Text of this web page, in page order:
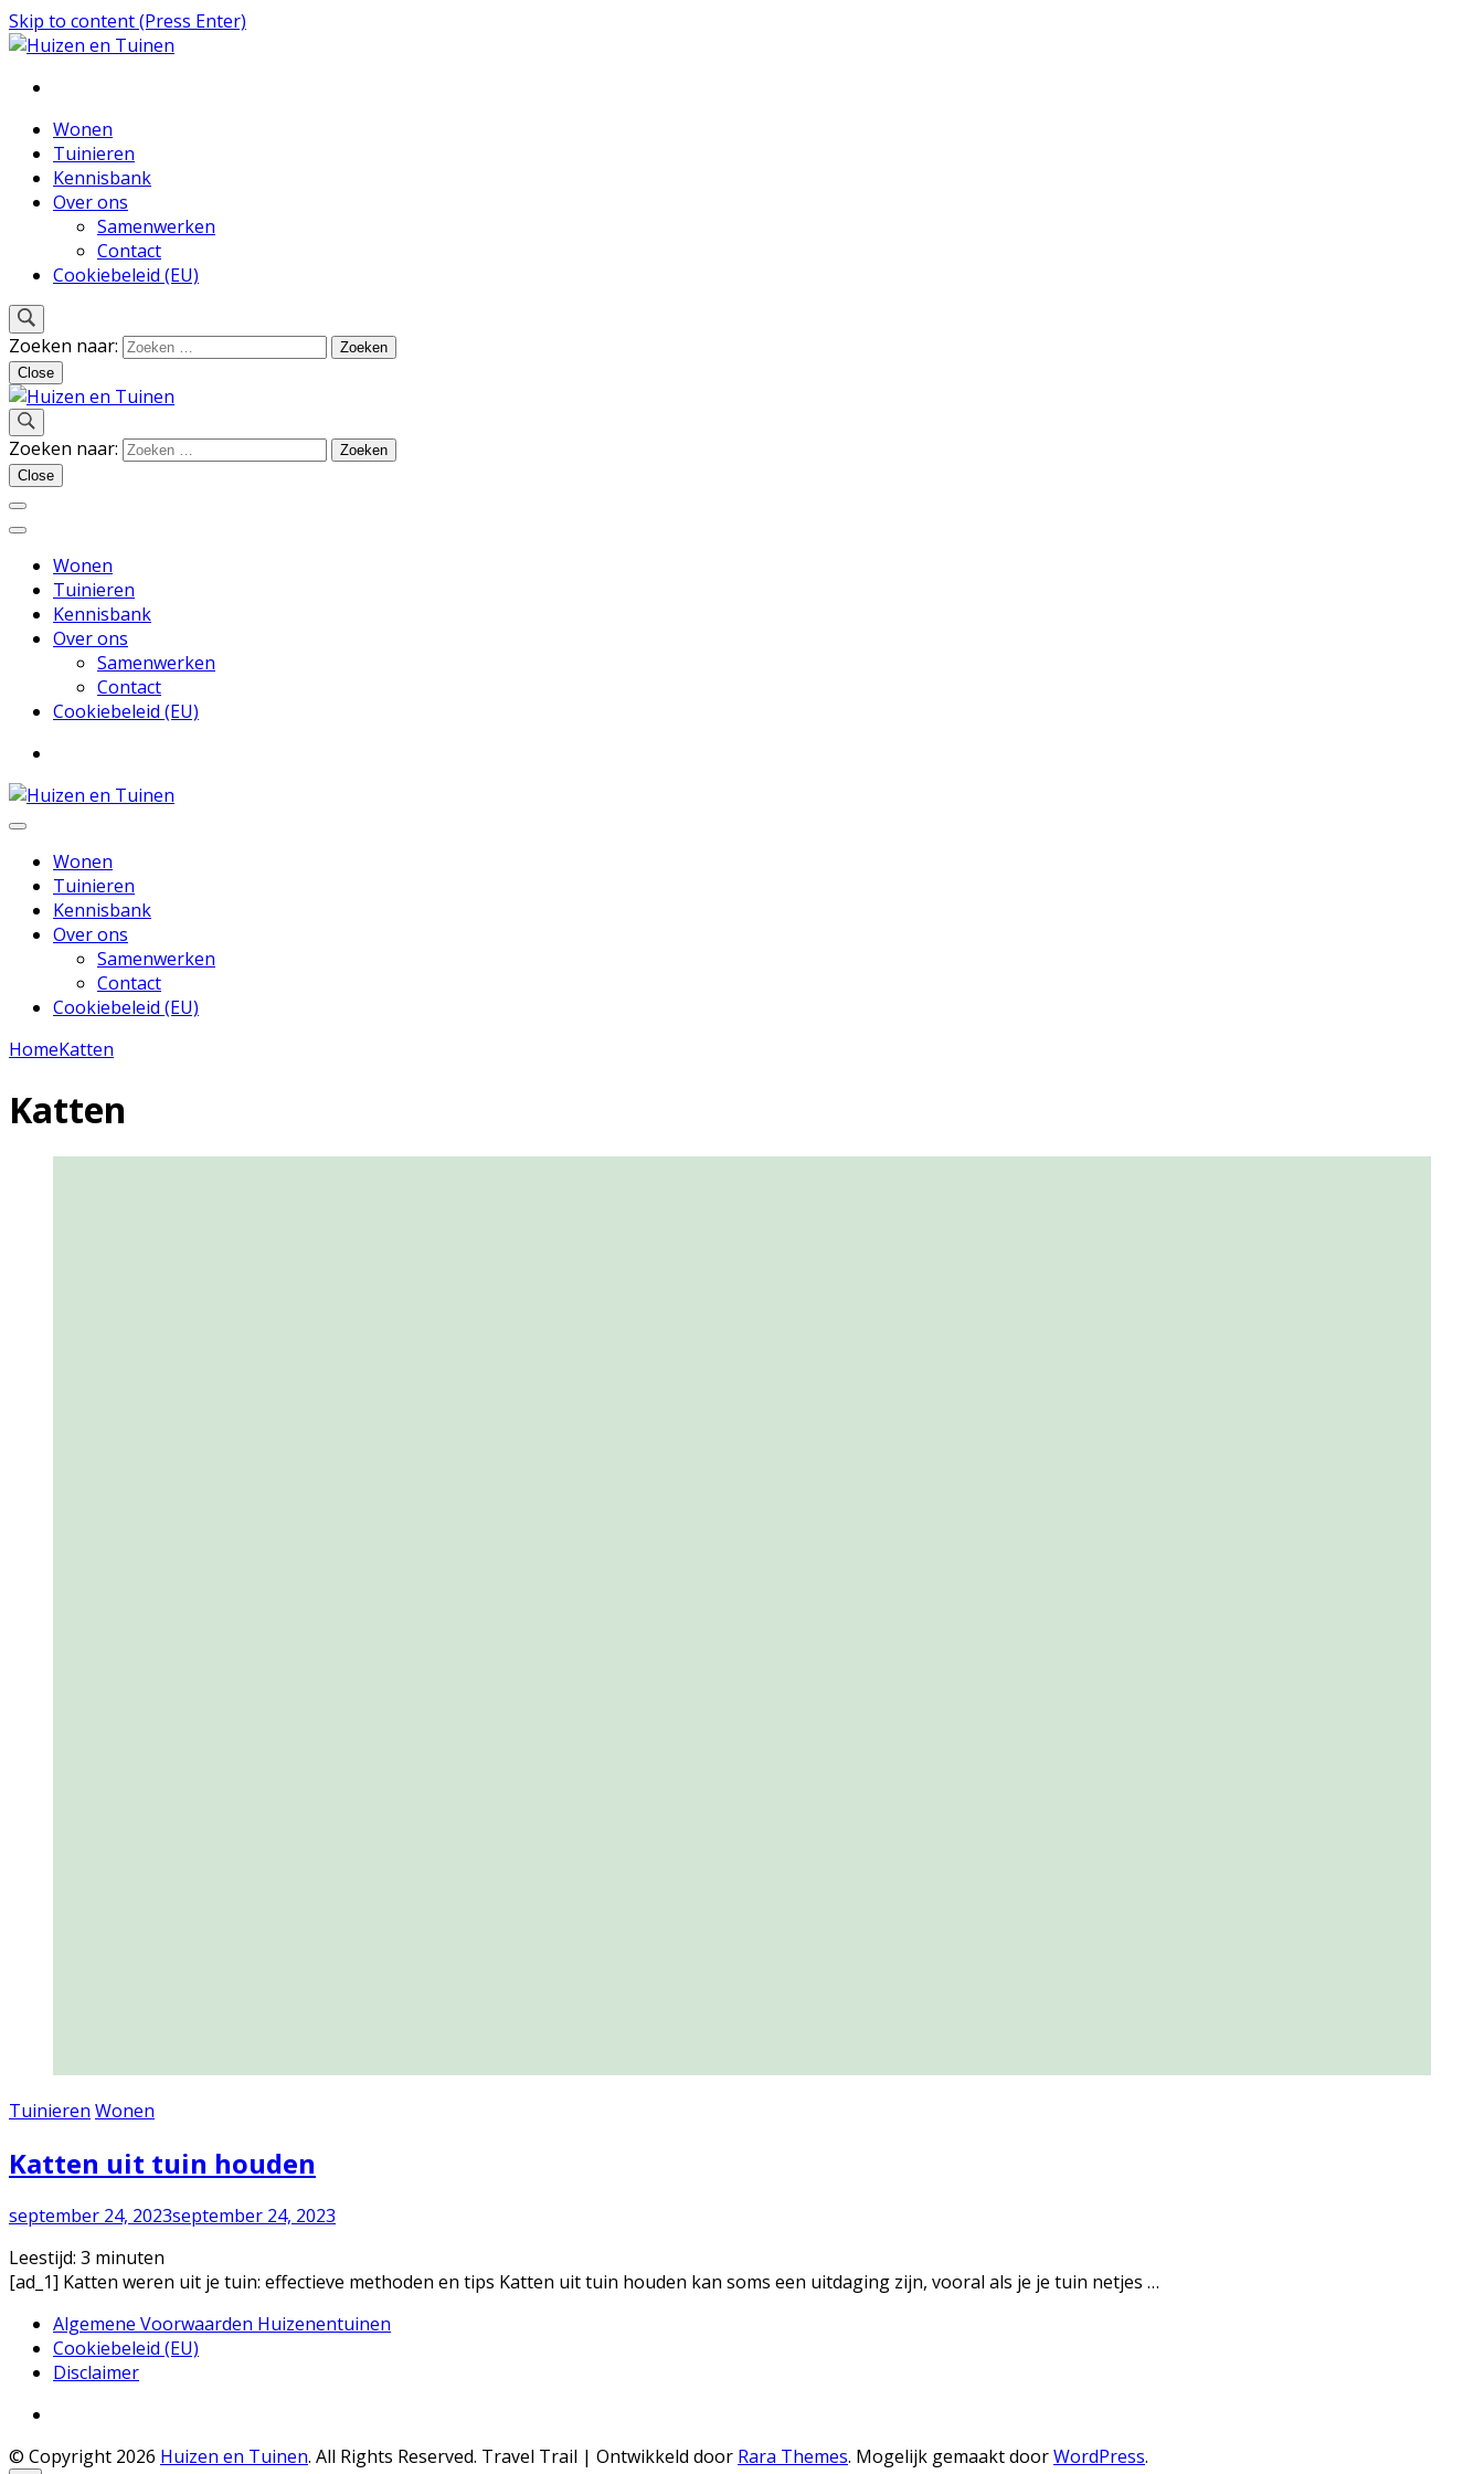
Skip to content (Press Enter)
Huizen en Tuinen
Inspiratie voor wonen en tuinieren
Wonen
Tuinieren
Kennisbank
Over ons
Samenwerken
Contact
Cookiebeleid (EU)
Zoeken naar:
Close
Huizen en Tuinen
Inspiratie voor wonen en tuinieren
Zoeken naar:
Close
Wonen
Tuinieren
Kennisbank
Over ons
Samenwerken
Contact
Cookiebeleid (EU)
Huizen en Tuinen
Inspiratie voor wonen en tuinieren
Wonen
Tuinieren
Kennisbank
Over ons
Samenwerken
Contact
Cookiebeleid (EU)
HomeKatten
Katten
Tuinieren Wonen
Katten uit tuin houden
september 24, 2023september 24, 2023
Leestijd: 3 minuten
[ad_1] Katten weren uit je tuin: effectieve methoden en tips Katten uit tuin houden kan soms een uitdaging zijn, vooral als je je tuin netjes …
Algemene Voorwaarden Huizenentuinen
Cookiebeleid (EU)
Disclaimer
© Copyright 2026 Huizen en Tuinen. All Rights Reserved. Travel Trail | Ontwikkeld door Rara Themes. Mogelijk gemaakt doorWordPress.